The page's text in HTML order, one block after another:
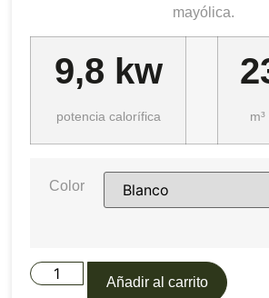
mayólica.
9,8 kw
potencia calorífica
Color
ESTUFA
FLO
Añadir al carrito